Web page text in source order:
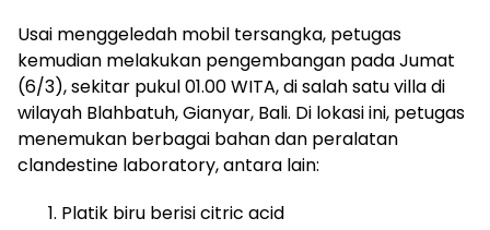
Usai menggeledah mobil tersangka, petugas
kemudian melakukan pengembangan pada Jumat
(6/3), sekitar pukul 01.00 WITA, di salah satu villa di
wilayah Blahbatuh, Gianyar, Bali. Di lokasi ini, petugas
menemukan berbagai bahan dan peralatan
clandestine laboratory, antara lain:
Platik biru berisi citric acid